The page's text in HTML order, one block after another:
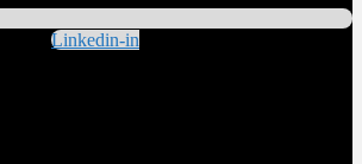
Linkedin-in